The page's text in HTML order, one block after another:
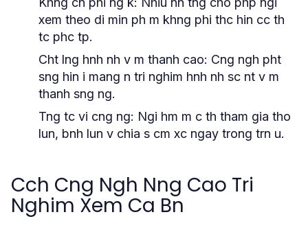
xem theo di min ph m khng phi thc hin cc th
tc phc tp.
Cht lng hnh nh v m thanh cao: Cng ngh pht
sng hin i mang n tri nghim hnh nh sc nt v m
thanh sng ng.
Tng tc vi cng ng: Ngi hm m c th tham gia tho
lun, bnh lun v chia s cm xc ngay trong trn u.
Cch Cng Ngh Nng Cao Tri
Nghim Xem Ca Bn